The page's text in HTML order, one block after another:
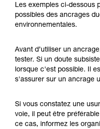
consulter. Vous
informations de
pouvoir
Maîtriser ces
formation et un
avec un
la manipulation,
liées à votre
que nous ne
Les exemples ci-dessous
possibles des ancrages
environnementales.
Avant d’utiliser un
tester. Si un doute
lorsque c'est possible. Il
s'assurer sur un ancrage
Si vous constatez une
voie, il peut être
ce cas, informez les